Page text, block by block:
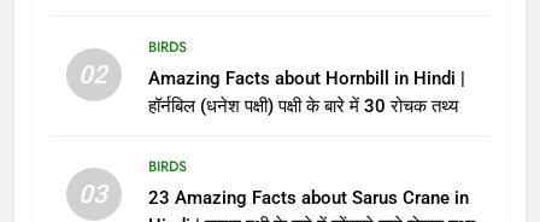
02
BIRDS
Amazing Facts about Hornbill in Hindi |
हॉर्नबिल (धनेश पक्षी) पक्षी के बारे में 30 रोचक तथ्य
03
BIRDS
23 Amazing Facts about Sarus Crane in